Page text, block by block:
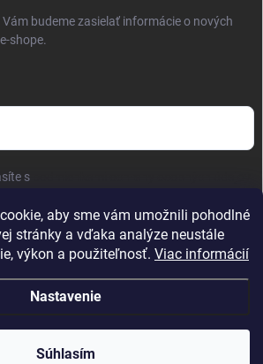
aby sme vám umožnili pohodlné
stránky a vďaka analýze neustále
výkon a použiteľnosť. Viac informácií
Nastavenie
Súhlasím
budeme zasielať informácie o nových
shope.
s
Kaliber SP s.r.o. . Všetky práva vyhradené.